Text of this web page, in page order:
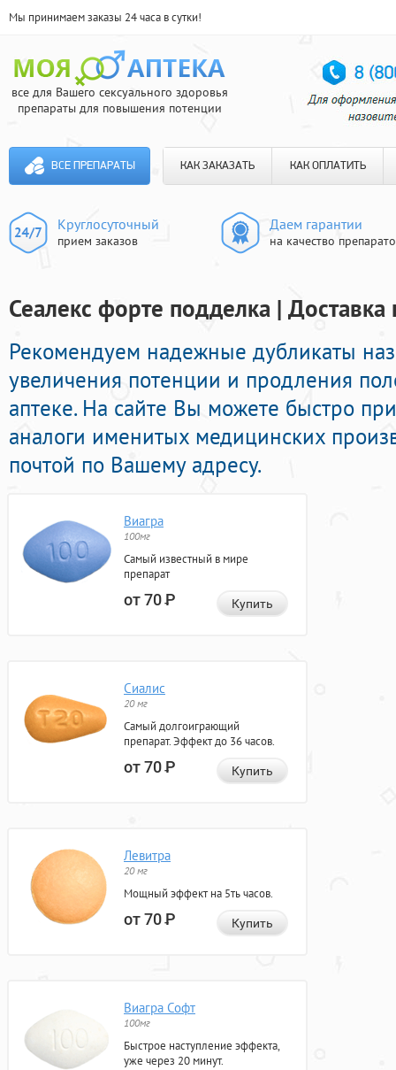
Мы принимаем заказы 24 часа в сутки!
все для Вашего сексуального здоровья
препараты для повышения потенции
ВСЕ ПРЕПАРАТЫ КАК ЗАКАЗАТЬ КАК ОПЛАТИТЬ
Круглосуточный
прием заказов
Даем гарантии
на качество
Сеалекс форте подделка | Доставка
Рекомендуем надежные дубликаты
увеличения потенции и продления
аптеке. На сайте Вы можете быстро
аналоги именитых медицинских
почтой по Вашему адресу.
Виагра
100мг
Самый известный в мире
препарат
от 70Р Купить
Сиалис
20 мг
Самый долгоиграющий
препарат. Эффект до 36 часов.
от 70Р Купить
Левитра
20 мг
Мощный эффект на 5ть часов.
от 70Р Купить
Виагра Софт
100мг
Быстрое наступление эффекта,
уже через 20 минут.